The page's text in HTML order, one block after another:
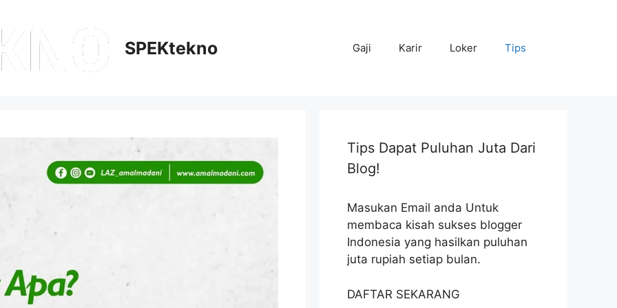
SPEKtekno Gaji Karir Loker Tips
Tips Dapat Puluhan Juta Dari
Blog!
Masukan Email anda Untuk
membaca kisah sukses blogger
Indonesia yang hasilkan puluhan
juta rupiah setiap bulan.
DAFTAR SEKARANG